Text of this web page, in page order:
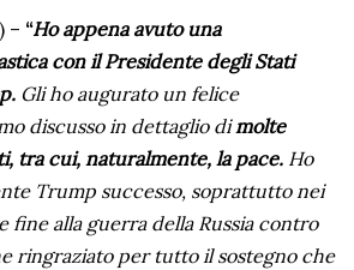
– “Ho appena avuto una
con il Presidente degli Stati
Gli ho augurato un felice
discusso in dettaglio dimolte
tra cui, naturalmente, la pace. Ho
Trump successo, soprattutto nei
fine alla guerra della Russia contro
ringraziato per tutto il sostegno che